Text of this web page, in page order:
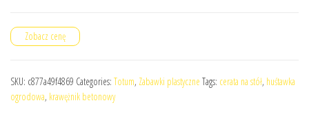
Zobacz cenę
SKU: c877a49f4869 Categories: Totum, Zabawki plastyczne Tags: cerata na stół, huśtawka
ogrodowa, krawężnik betonowy